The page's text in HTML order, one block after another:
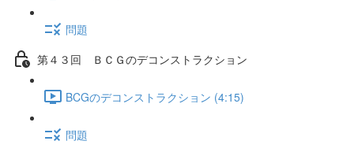
問題
第４３回 ＢＣＧのデコンストラクション
BCGのデコンストラクション (4:15)
問題